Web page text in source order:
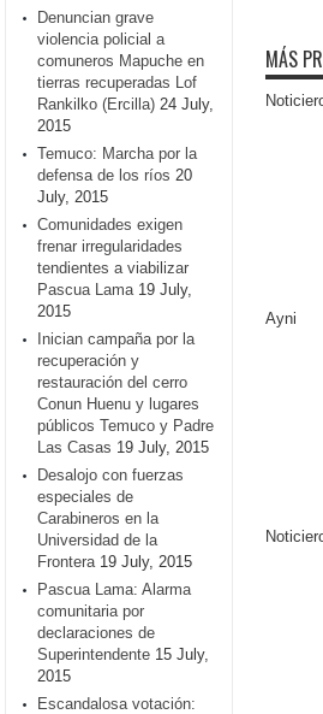
Denuncian grave
violencia policial a
comuneros Mapuche en
tierras recuperadas Lof
Rankilko (Ercilla) 24 July,
2015
Temuco: Marcha por la
defensa de los ríos 20
July, 2015
Comunidades exigen
frenar irregularidades
tendientes a viabilizar
Pascua Lama 19 July,
2015
Inician campaña por la
recuperación y
restauración del cerro
Conun Huenu y lugares
públicos Temuco y Padre
Las Casas 19 July, 2015
Desalojo con fuerzas
especiales de
Carabineros en la
Universidad de la
Frontera 19 July, 2015
Pascua Lama: Alarma
comunitaria por
declaraciones de
Superintendente 15 July,
2015
Escandalosa votación:
MÁS
Ayni